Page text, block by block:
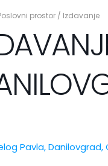
prostor / Izdavanje
Pavla,Danilovgrad,